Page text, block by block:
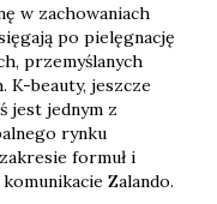
w zachowaniach
po pielęgnację
przemyślanych
K-beauty, jeszcze
jest jednym z
rynku
formuł i
Zalando.